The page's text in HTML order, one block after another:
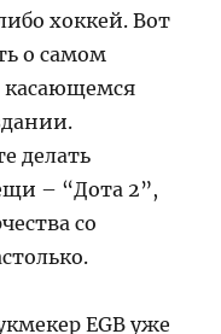
хоккей. Вот
о самом
делать
– “Дота 2”,
со
EGB уже